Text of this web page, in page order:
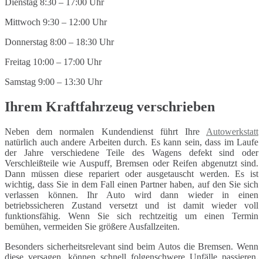
Dienstag 8:30 – 17:00 Uhr
Mittwoch 9:30 – 12:00 Uhr
Donnerstag 8:00 – 18:30 Uhr
Freitag 10:00 – 17:00 Uhr
Samstag 9:00 – 13:30 Uhr
Ihrem Kraftfahrzeug verschrieben
Neben dem normalen Kundendienst führt Ihre Autowerkstatt
natürlich auch andere Arbeiten durch. Es kann sein, dass im Laufe
der Jahre verschiedene Teile des Wagens defekt sind oder
Verschleißteile wie Auspuff, Bremsen oder Reifen abgenutzt sind.
Dann müssen diese repariert oder ausgetauscht werden. Es ist
wichtig, dass Sie in dem Fall einen Partner haben, auf den Sie sich
verlassen können. Ihr Auto wird dann wieder in einen
betriebssicheren Zustand versetzt und ist damit wieder voll
funktionsfähig. Wenn Sie sich rechtzeitig um einen Termin
bemühen, vermeiden Sie größere Ausfallzeiten.
Besonders sicherheitsrelevant sind beim Autos die Bremsen. Wenn
diese versagen, können schnell folgenschwere Unfälle passieren.